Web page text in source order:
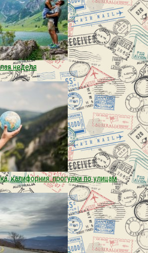
неделя
калифорния: прогулки по улицам